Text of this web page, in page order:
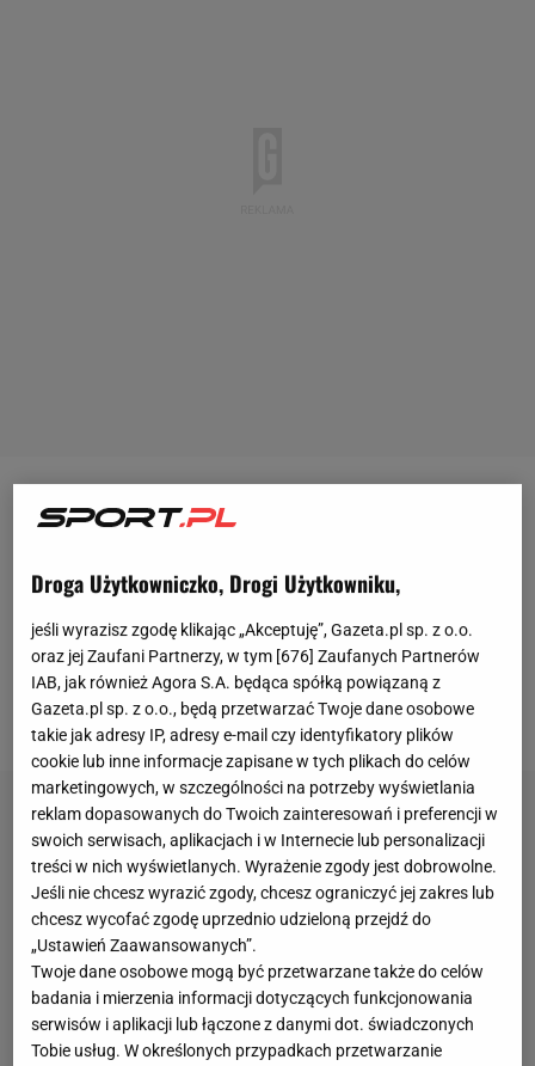
Tegoroczny sezon Iligi
Nieciecza, która zebrała 35 punktów. Trzy oczka
jeden mecz mniej), która również walczy o powrót
doekstraklasy. W sobotni wieczór lider i wicelider
zagrają przeciwko sobie w 16. kolejce.
Droga Użytkowniczko, Drogi Użytkowniku,
jeśli wyrazisz zgodę klikając „Akceptuję”, Gazeta.pl sp. z o.o.
oraz jej Zaufani Partnerzy, w tym [676] Zaufanych Partnerów
IAB, jak również Agora S.A. będąca spółką powiązaną z
Gazeta.pl sp. z o.o., będą przetwarzać Twoje dane osobowe
takie jak adresy IP, adresy e-mail czy identyfikatory plików
cookie lub inne informacje zapisane w tych plikach do celów
marketingowych, w szczególności na potrzeby wyświetlania
reklam dopasowanych do Twoich zainteresowań i preferencji w
swoich serwisach, aplikacjach i w Internecie lub personalizacji
treści w nich wyświetlanych. Wyrażenie zgody jest dobrowolne.
Jeśli nie chcesz wyrazić zgody, chcesz ograniczyć jej zakres lub
chcesz wycofać zgodę uprzednio udzieloną przejdź do
„Ustawień Zaawansowanych”.
Twoje dane osobowe mogą być przetwarzane także do celów
badania i mierzenia informacji dotyczących funkcjonowania
serwisów i aplikacji lub łączone z danymi dot. świadczonych
Tobie usług. W określonych przypadkach przetwarzanie